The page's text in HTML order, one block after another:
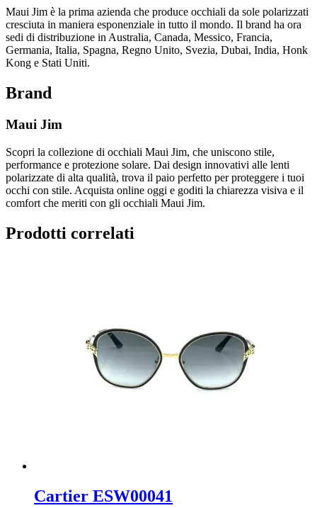
Maui Jim è la prima azienda che produce occhiali da sole polarizzati
cresciuta in maniera esponenziale in tutto il mondo. Il brand ha ora
sedi di distribuzione in Australia, Canada, Messico, Francia,
Germania, Italia, Spagna, Regno Unito, Svezia, Dubai, India, Honk
Kong e Stati Uniti.
Brand
Maui Jim
Scopri la collezione di occhiali Maui Jim, che uniscono stile,
performance e protezione solare. Dai design innovativi alle lenti
polarizzate di alta qualità, trova il paio perfetto per proteggere i tuoi
occhi con stile. Acquista online oggi e goditi la chiarezza visiva e il
comfort che meriti con gli occhiali Maui Jim.
Prodotti correlati
Cartier ESW00041